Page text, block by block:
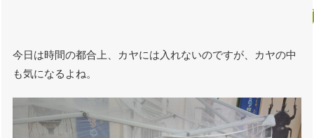
今日は時間の都合上、カヤには入れないのですが、カヤの中
も気になるよね。